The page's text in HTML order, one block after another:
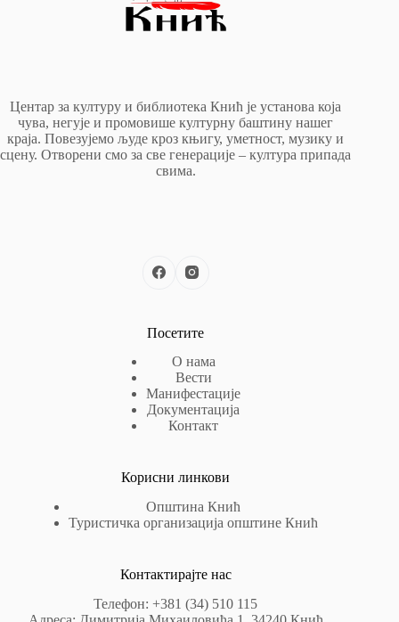
Центар за културу и библиотека Кнић је установа која
чува, негује и промовише културну баштину нашег
краја. Повезујемо људе кроз књигу, уметност, музику и
сцену. Отворени смо за све генерације – култура припада
свима.
Посетите
О нама
Вести
Манифестације
Документација
Контакт
Корисни линкови
Општина Кнић
Туристичка организација општине Кнић
Контактирајте нас
Телефон: +381 (34) 510 115